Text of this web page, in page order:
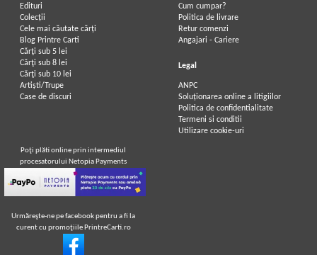
Edituri
Colecții
Cele mai căutate cărți
Blog Printre Carti
Cărţi sub 5 lei
Cărţi sub 8 lei
Cărţi sub 10 lei
Artiști/Trupe
Case de discuri
Cum cumpar?
Politica de livrare
Retur comenzi
Angajari - Cariere
Legal
ANPC
Soluționarea online a litigiilor
Politica de confidentialitate
Termeni si conditii
Utilizare cookie-uri
Poţi plăti online prin intermediul
procesatorului Netopia Payments
Urmăreşte-ne pe facebook pentru a fi la
curent cu promoţiile PrintreCarti.ro